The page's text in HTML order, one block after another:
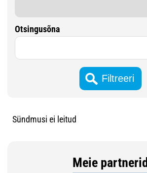
Otsingusõna
Sündmusi ei leitud
Meie partnerid